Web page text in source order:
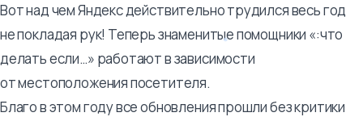
Вот над чем Яндекс действительно трудился весь год
не покладая рук! Теперь знаменитые помощники «:что
делать если…» работают в зависимости
от местоположения посетителя.
Благо в этом году все обновления прошли без критики